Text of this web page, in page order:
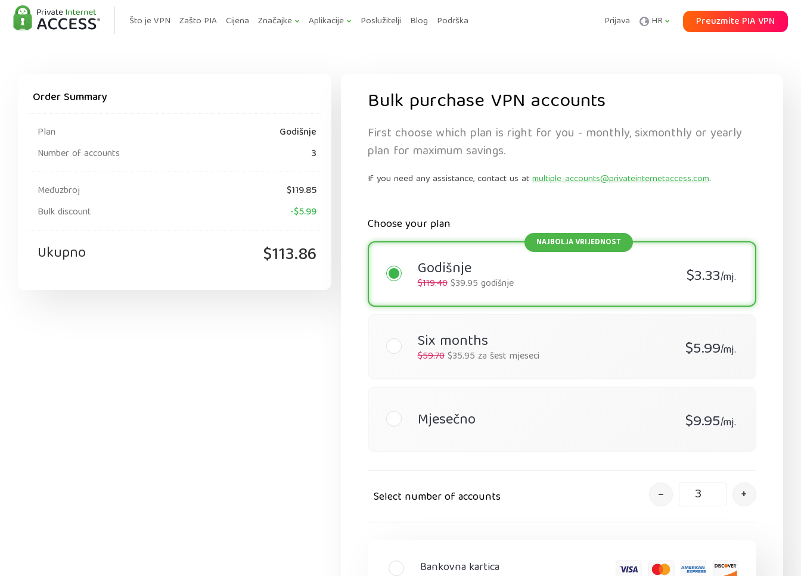
Što je VPN Zašto PIA Cijena Značajke Aplikacije Poslužitelji Blog Podrška Prijava HR Preuzmite PIA VPN
Order Summary
Plan
Godišnje
Number of accounts
3
Međuzbroj
$119.85
Bulk discount
-$5.99
Ukupno $113.86
Bulk purchase VPN accounts
First choose which plan is right for you - monthly, sixmonthly or yearly
plan for maximum savings.
If you need any assistance, contact us atmultiple-accounts@privateinternetaccess.com.
Choose your plan
Godišnje $3.33/mj.
$119.40$39.95 godišnje
Six months $5.99/mj.
$59.70$35.95 za šest mjeseci
Mjesečno $9.95/mj.
Select number of accounts – +
Bankovna kartica